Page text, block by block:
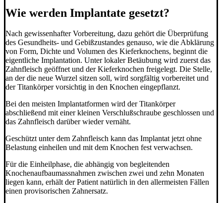
Wie werden Implantate gesetzt?
Nach gewissenhafter Vorbereitung, dazu gehört die Überprüfung
des Gesundheits- und Gebißzustandes genauso, wie die Abklärung
von Form, Dichte und Volumen des Kieferknochens, beginnt die
eigentliche Implantation. Unter lokaler Betäubung wird zuerst das
Zahnfleisch geöffnet und der Kieferknochen freigelegt. Die Stelle,
an der die neue Wurzel sitzen soll, wird sorgfältig vorbereitet und
der Titankörper vorsichtig in den Knochen eingepflanzt.
Bei den meisten Implantatformen wird der Titankörper
abschließend mit einer kleinen Verschlußschraube geschlossen und
das Zahnfleisch darüber wieder vernäht.
Geschützt unter dem Zahnfleisch kann das Implantat jetzt ohne
Belastung einheilen und mit dem Knochen fest verwachsen.
Für die Einheilphase, die abhängig von begleitenden
Knochenaufbaumassnahmen zwischen zwei und zehn Monaten
liegen kann, erhält der Patient natürlich in den allermeisten Fällen
einen provisorischen Zahnersatz.